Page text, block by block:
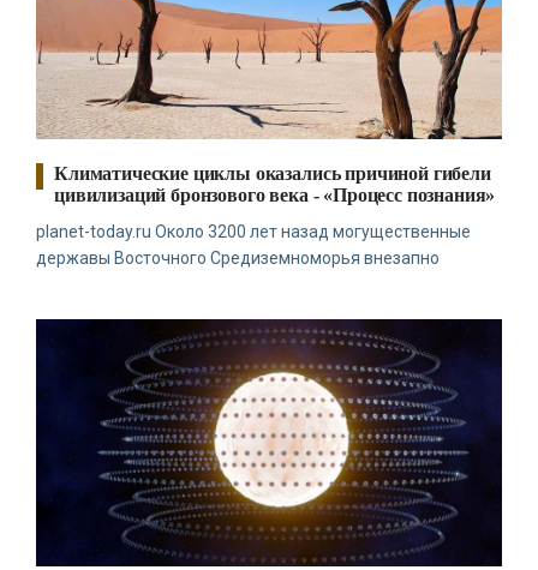
Климатические циклы оказались причиной гибели
цивилизаций бронзового века - «Процесс познания»
planet-today.ru Около 3200 лет назад могущественные
державы Восточного Средиземноморья внезапно